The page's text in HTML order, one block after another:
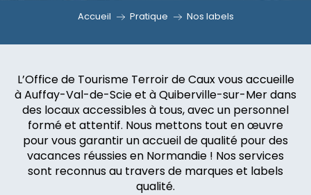
Accueil Pratique Nos labels
L’Office de Tourisme Terroir de Caux vous accueille
à Auffay-Val-de-Scie et à Quiberville-sur-Mer dans
des locaux accessibles à tous, avec un personnel
formé et attentif. Nous mettons tout en œuvre
pour vous garantir un accueil de qualité pour des
vacances réussies en Normandie ! Nos services
sont reconnus au travers de marques et labels
qualité.